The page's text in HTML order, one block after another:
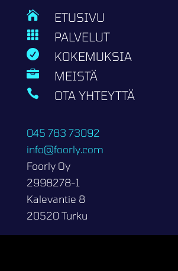
 ETUSIVU
 PALVELUT
 KOKEMUKSIA
 MEISTÄ
 OTA YHTEYTTÄ
045 783 73092
info@foorly.com
Foorly Oy
2998278-1
Kalevantie 8
20520 Turku